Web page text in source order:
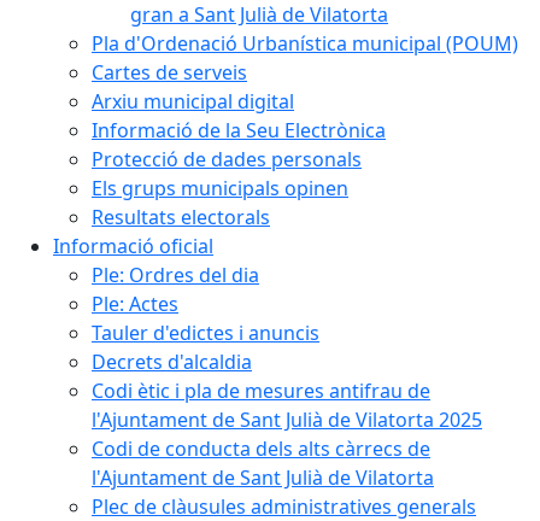
gran a Sant Julià de Vilatorta
Pla d'Ordenació Urbanística municipal (POUM)
Cartes de serveis
Arxiu municipal digital
Informació de la Seu Electrònica
Protecció de dades personals
Els grups municipals opinen
Resultats electorals
Informació oficial
Ple: Ordres del dia
Ple: Actes
Tauler d'edictes i anuncis
Decrets d'alcaldia
Codi ètic i pla de mesures antifrau de
l'Ajuntament de Sant Julià de Vilatorta 2025
Codi de conducta dels alts càrrecs de
l'Ajuntament de Sant Julià de Vilatorta
Plec de clàusules administratives generals